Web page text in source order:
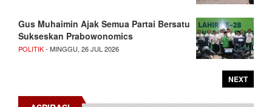
Gus Muhaimin Ajak Semua Partai Bersatu
Sukseskan Prabowonomics
POLITIK- MINGGU, 26 JUL 2026
NEXT